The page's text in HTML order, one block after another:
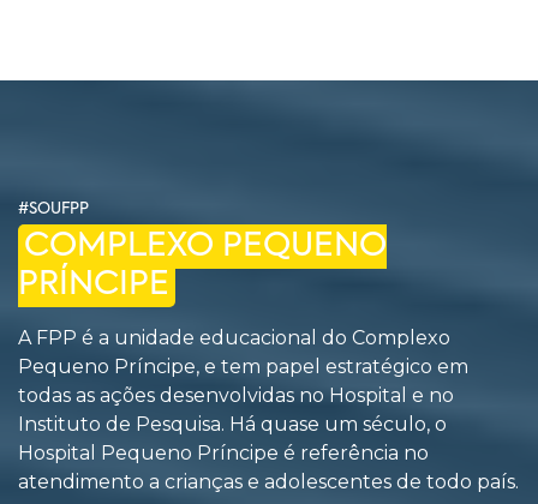
#SOUFPP
COMPLEXO PEQUENO
PRÍNCIPE
A FPP é a unidade educacional do Complexo
Pequeno Príncipe, e tem papel estratégico em
todas as ações desenvolvidas no Hospital e no
Instituto de Pesquisa. Há quase um século, o
Hospital Pequeno Príncipe é referência no
atendimento a crianças e adolescentes de todo país.